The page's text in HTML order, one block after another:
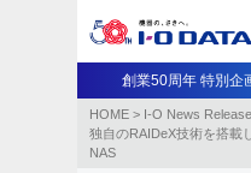
創業50周年 特別企
HOME > I-O News
独自のRAIDeX技術を搭載
NAS